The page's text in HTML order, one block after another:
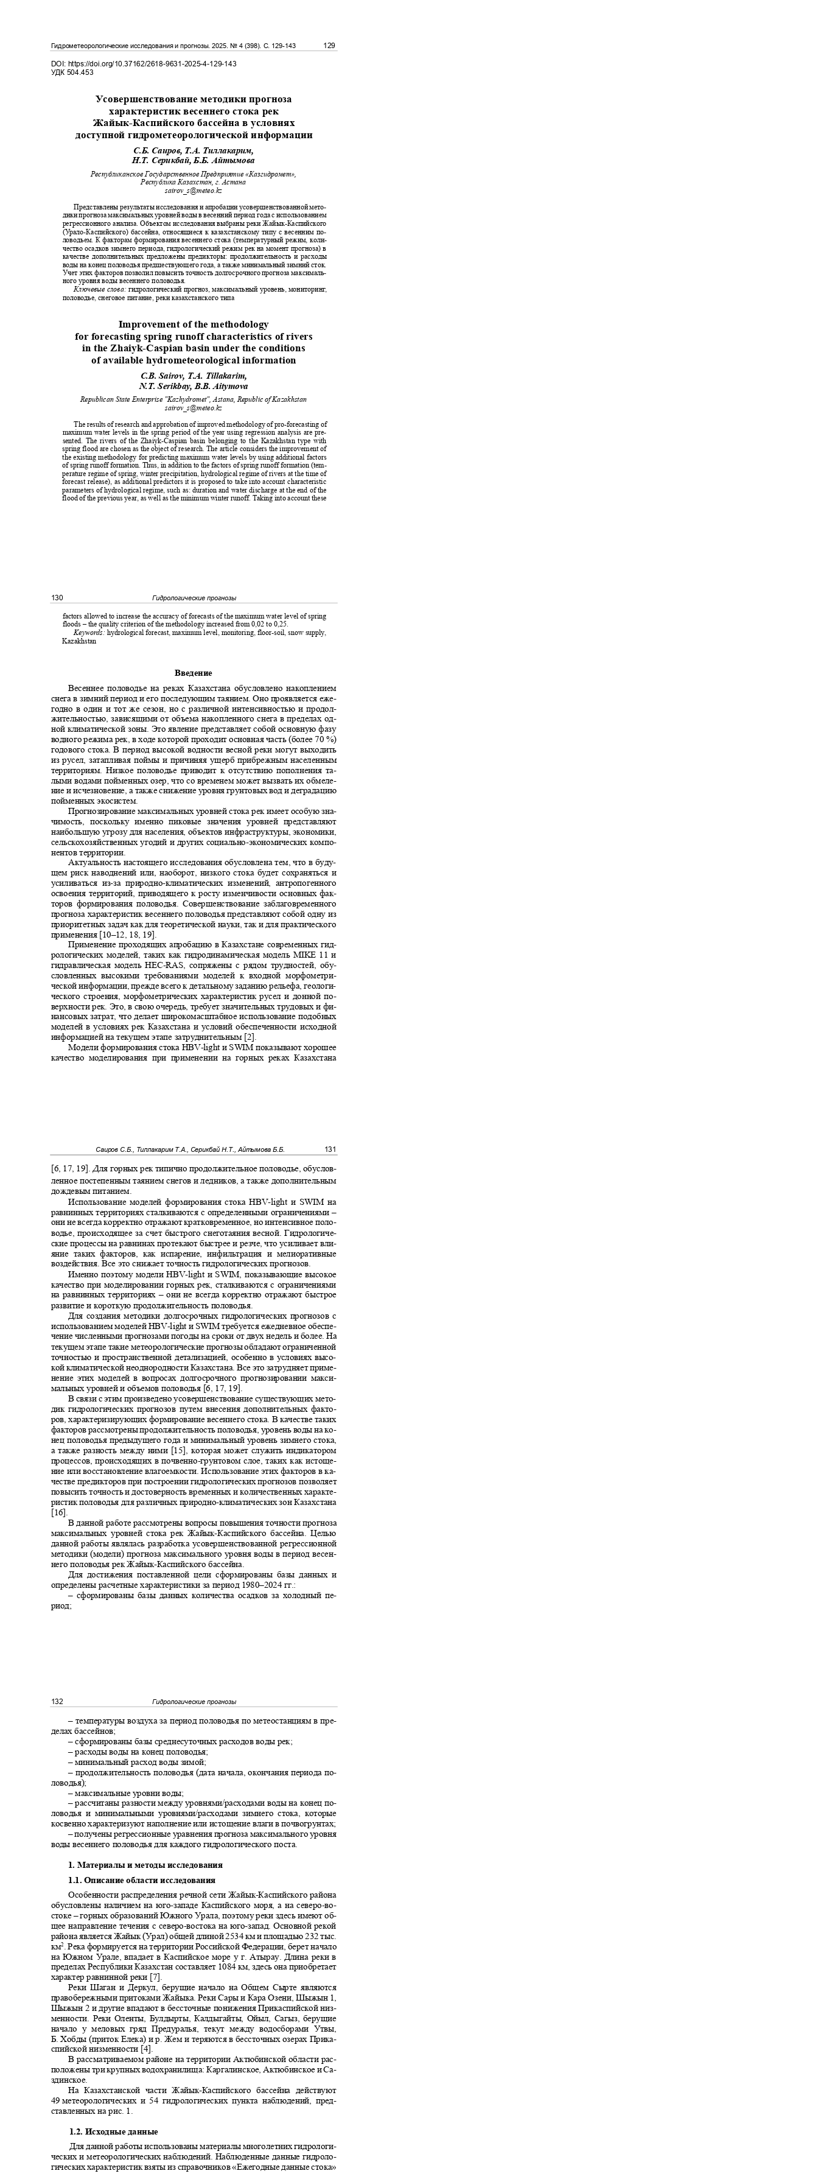
Гидрометеорологические исследования и прогнозы. 2025. № 4 (398). С. 129-143 129
DOI: https://doi.org/10.37162/2618-9631-2025-4-129-143
УДК 504.453
Усовершенствование методики прогноза
характеристик весеннего стока рек
Жайык-Каспийского бассейна в условиях
доступной гидрометеорологической информации
С.Б. Саиров, Т.А. Тиллакарим,
Н.Т. Серикбай, Б.Б. Айтымова
Республиканское Государственное Предприятие «Казгидромет»,
Республика Казахстан, г. Астана
sairov_s@meteo.kz
Представлены результаты исследования и апробации усовершенствованной мето-
дики прогноза максимальных уровней воды в весенний период года с использованием
регрессионного анализа. Объектом исследования выбраны реки Жайык-Каспийского
(Урало-Каспийского) бассейна, относящиеся к казахстанскому типу с весенним по-
ловодьем. К факторам формирования весеннего стока (температурный режим, коли-
чество осадков зимнего периода, гидрологический режим рек на момент прогноза) в
качестве дополнительных предложены предикторы: продолжительность и расходы
воды на конец половодья предшествующего года, а также минимальный зимний сток.
Учет этих факторов позволил повысить точность долгосрочного прогноза максималь-
ного уровня воды весеннего половодья.
Ключевые слова: гидрологический прогноз, максимальный уровень, мониторинг,
половодье, снеговое питание, реки казахстанского типа
Improvement of the methodology
for forecasting spring runoff characteristics of rivers
in the Zhaiyk-Caspian basin under the conditions
of available hydrometeorological information
С.B. Sairov, T.A. Tillakarim,
N.T. Serikbay, B.B. Aitymova
Republican State Enterprise "Kazhydromet", Astana, Republic of Kazakhstan
sairov_s@meteo.kz
The results of research and approbation of improved methodology of pro-forecasting of
maximum water levels in the spring period of the year using regression analysis are pre-
sented. The rivers of the Zhaiyk-Caspian basin belonging to the Kazakhstan type with
spring flood are chosen as the object of research. The article considers the improvement of
the existing methodology for predicting maximum water levels by using additional factors
of spring runoff formation. Thus, in addition to the factors of spring runoff formation (tem-
perature regime of spring, winter precipitation, hydrological regime of rivers at the time of
forecast release), as additional predictors it is proposed to take into account characteristic
parameters of hydrological regime, such as: duration and water discharge at the end of the
flood of the previous year, as well as the minimum winter runoff. Taking into account these
130 Гидрологические прогнозы
factors allowed to increase the accuracy of forecasts of the maximum water level of spring
floods‒the quality criterion of the methodology increased from 0,02 to 0,25.
Keywords: hydrological forecast, maximum level, monitoring, floor-soil, snow supply,
Kazakhstan
Введение
Весеннее половодье на реках Казахстана обусловлено накоплением
снега в зимний период и его последующим таянием. Оно проявляется еже-
годно в один и тот же сезон, но с различной интенсивностью и продол-
жительностью, зависящими от объема накопленного снега в пределах од-
ной климатической зоны. Это явление представляет собой основную фазу
водного режима рек, в ходе которой проходит основная часть (более 70 %)
годового стока. В период высокой водности весной реки могут выходить
из русел, затапливая поймы и причиняя ущерб прибрежным населенным
территориям. Низкое половодье приводит к отсутствию пополнения та-
лыми водами пойменных озер, что со временем может вызвать их обмеле-
ние и исчезновение, а также снижение уровня грунтовых вод и деградацию
пойменных экосистем.
Прогнозирование максимальных уровней стока рек имеет особую зна-
чимость, поскольку именно пиковые значения уровней представляют
наибольшую угрозу для населения, объектов инфраструктуры, экономики,
сельскохозяйственных угодий и других социально-экономических компо-
нентов территории.
Актуальность настоящего исследования обусловлена тем, что в буду-
щем риск наводнений или, наоборот, низкого стока будет сохраняться и
усиливаться из-за природно-климатических изменений, антропогенного
освоения территорий, приводящего к росту изменчивости основных фак-
торов формирования половодья. Совершенствование заблаговременного
прогноза характеристик весеннего половодья представляют собой одну из
приоритетных задач как для теоретической науки, так и для практического
применения [10‒12, 18, 19].
Применение проходящих апробацию в Казахстане современных гид-
рологических моделей, таких как гидродинамическая модель MIKE 11 и
гидравлическая модель HEC-RAS, сопряжены с рядом трудностей, обу-
словленных высокими требованиями моделей к входной морфометри-
ческой информации, прежде всего к детальному заданию рельефа, геологи-
ческого строения, морфометрических характеристик русел и донной по-
верхности рек. Это, в свою очередь, требует значительных трудовых и фи-
нансовых затрат, что делает широкомасштабное использование подобных
моделей в условиях рек Казахстана и условий обеспеченности исходной
информацией на текущем этапе затруднительным [2].
Модели формирования стока HBV-light и SWIM показывают хорошее
качество моделирования при применении на горных реках Казахстана
Саиров С.Б., Тиллакарим Т.А., Серикбай Н.Т., Айтымова Б.Б. 131
[6, 17, 19].Для горных рек типично продолжительное половодье, обуслов-
ленное постепенным таянием снегов и ледников, а также дополнительным
дождевым питанием.
Использование моделей формирования стока HBV-light и SWIM на
равнинных территориях сталкиваются с определенными ограничениями–
они не всегда корректно отражают кратковременное, но интенсивное поло-
водье, происходящее за счет быстрого снеготаяния весной. Гидрологиче-
ские процессы на равнинах протекают быстрее и резче, что усиливает вли-
яние таких факторов, как испарение, инфильтрация и мелиоративные
воздействия. Все это снижает точность гидрологических прогнозов.
Именно поэтому модели HBV-light и SWIM, показывающие высокое
качество при моделировании горных рек, сталкиваются с ограничениями
на равнинных территориях–они не всегда корректно отражают быстрое
развитие и короткую продолжительность половодья.
Для создания методики долгосрочных гидрологических прогнозов с
использованием моделей HBV-light и SWIM требуется ежедневное обеспе-
чение численными прогнозами погоды на сроки от двух недель и более. На
текущем этапе такие метеорологические прогнозы обладают ограниченной
точностью и пространственной детализацией, особенно в условиях высо-
кой климатической неоднородности Казахстана. Все это затрудняет приме-
нение этих моделей в вопросах долгосрочного прогнозировании макси-
мальных уровней и объемов половодья [6, 17, 19].
В связи с этим произведено усовершенствование существующих мето-
дик гидрологических прогнозов путем внесения дополнительных факто-
ров, характеризирующих формирование весеннего стока. В качестве таких
факторов рассмотрены продолжительность половодья, уровень воды на ко-
нец половодья предыдущего года и минимальный уровень зимнего стока,
а также разность между ними [15] , которая может служить индикатором
процессов, происходящих в почвенно-грунтовом слое, таких как истоще-
ние или восстановление влагоемкости. Использование этих факторов в ка-
честве предикторов при построении гидрологических прогнозов позволяет
повысить точность и достоверность временных и количественных характе-
ристик половодья для различных природно-климатических зон Казахстана
[16].
В данной работе рассмотрены вопросы повышения точности прогноза
максимальных уровней стока рек Жайык-Каспийского бассейна. Целью
данной работы являлась разработка усовершенствованной регрессионной
методики (модели) прогноза максимального уровня воды в период весен-
него половодья рек Жайык-Каспийского бассейна.
Для достижения поставленной цели сформированы базы данных и
определены расчетные характеристики за период 1980‒2024 гг.:
‒ сформированы базы данных количества осадков за холодный пе-
риод;
132 Гидрологические прогнозы
‒ температуры воздуха за период половодья по метеостанциям в пре-
делах бассейнов;
‒ сформированы базы среднесуточных расходов воды рек;
‒ расходы воды на конец половодья;
‒ минимальный расход воды зимой;
‒ продолжительность половодья (дата начала, окончания периода по-
ловодья);
‒ максимальные уровни воды;
‒ рассчитаны разности между уровнями/расходами воды на конец по-
ловодья и минимальными уровнями/расходами зимнего стока, которые
косвенно характеризуют наполнение или истощение влаги в почвогрунтах;
‒ получены регрессионные уравнения прогноза максимального уровня
воды весеннего половодья для каждого гидрологического поста.
1. Материалы и методы исследования
1.1.Описание области исследования
Особенности распределения речной сети Жайык-Каспийского района
обусловлены наличием на юго-западе Каспийского моря, а на северо-во-
стоке ‒ горных образований Южного Урала, поэтому реки здесь имеют об-
щее направление течения с северо-востока на юго-запад. Основной рекой
района является Жайык (Урал) общей длиной 2534 км и площадью 232 тыс.
км2
. Река формируется на территории Российской Федерации, берет начало
на Южном Урале, впадает в Каспийское море у г. Атырау. Длина реки в
пределах Республики Казахстан составляет 1084 км, здесь она приобретает
характер равнинной реки [7].
Реки Шаган и Деркул, берущие начало на Общем Сырте являются
правобережными притоками Жайыка. Реки Сары и Кара Озени, Шыжын 1,
Шыжын 2 и другие впадают в бессточные понижения Прикаспийской низ-
менности. Реки Оленты, Булдырты, Калдыгайты, Ойыл, Сагыз, берущие
начало у меловых гряд Предуралья, текут между водосборами Утвы,
Б. Хобды (приток Елека) и р. Жем и теряются в бессточных озерах Прика-
спийской низменности [4].
В рассматриваемом районе на территории Актюбинской области рас-
положены три крупных водохранилища: Каргалинское, Актюбинское и Са-
здинское.
На Казахстанской части Жайык-Каспийского бассейна действуют
49метеорологических и 54 гидрологических пункта наблюдений, пред-
ставленных на рис. 1.
1.2. Исходные данные
Для данной работы использованы материалы многолетних гидрологи-
ческих и метеорологических наблюдений. Наблюденные данные гидроло-
гических характеристик взяты из справочников «Ежегодные данные стока»